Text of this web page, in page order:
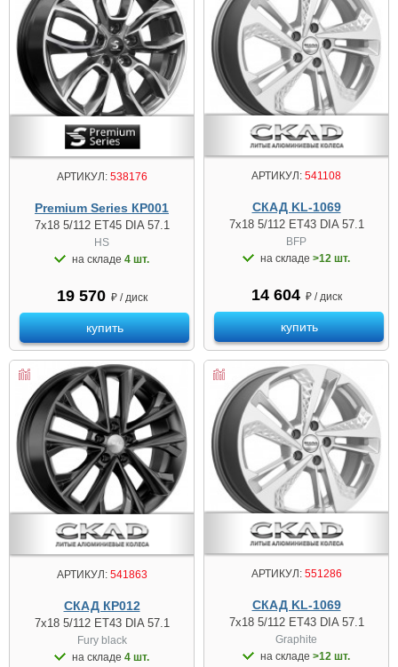
АРТИКУЛ:538176
Premium Series КР001
7x18 5/112 ET45 DIA 57.1
HS
на складе 4 шт.
19 570 ₽ / диск
купить
АРТИКУЛ: 541108
СКАД KL-1069
7x18 5/112 ET43 DIA 57.1
BFP
на складе >12 шт.
14 604 ₽ / диск
купить
АРТИКУЛ:541863
СКАД КР012
7x18 5/112 ET43 DIA 57.1
Fury black
на складе 4 шт.
АРТИКУЛ:551286
СКАД KL-1069
7x18 5/112 ET43 DIA 57.1
Graphite
на складе >12 шт.